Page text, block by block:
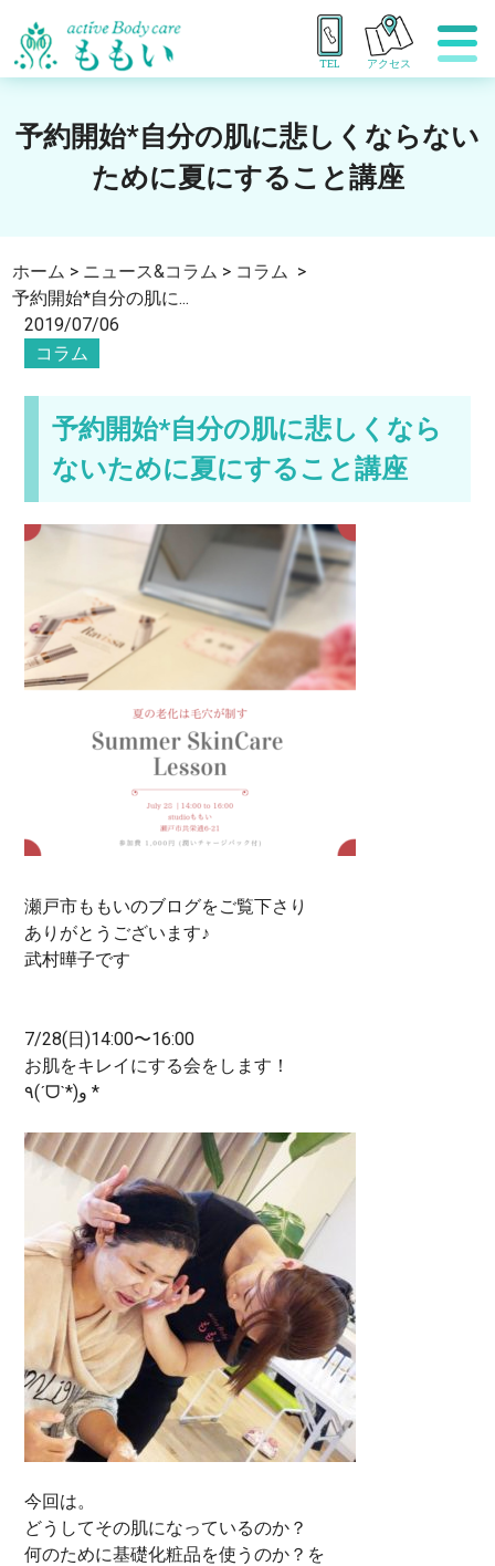
TEL アクセス
予約開始*自分の肌に悲しくならない
ために夏にすること講座
ホーム > ニュース&コラム > コラム >
予約開始*自分の肌に...
2019/07/06
コラム
予約開始*自分の肌に悲しくなら
ないために夏にすること講座
瀬戸市ももいのブログをご覧下さり
ありがとうございます♪
武村曄子です
7/28(日)14:00〜16:00
お肌をキレイにする会をします！
٩(ˊᗜˋ*)و *
今回は。
どうしてその肌になっているのか？
何のために基礎化粧品を使うのか？を